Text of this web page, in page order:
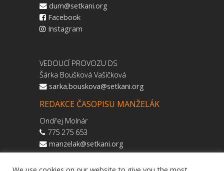
dum@setkani.org
Facebook
Instagram
VEDOUCÍ PROVOZU DS
Šárka Boušková Vašíčková
sarka.bouskova@setkani.org
REDAKCE ČASOPISU MANŽELÁK
Ondřej Molnár
775 275 653
manzelak@setkani.org